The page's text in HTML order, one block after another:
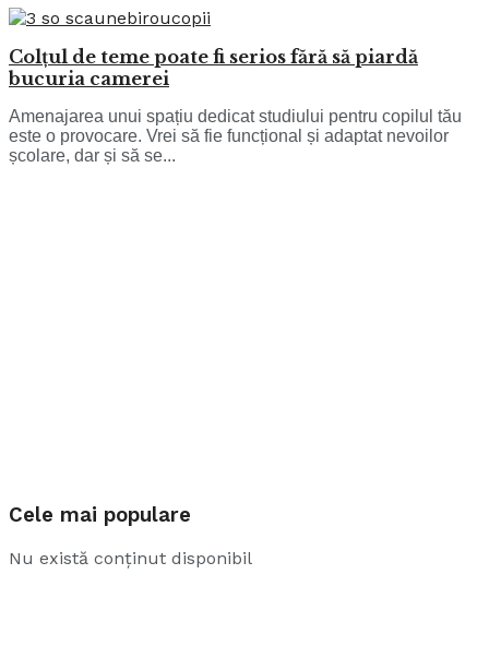
Colțul de teme poate fi serios fără să piardă
bucuria camerei
Amenajarea unui spațiu dedicat studiului pentru copilul tău
este o provocare. Vrei să fie funcțional și adaptat nevoilor
școlare, dar și să se...
Cele mai populare
Nu există conținut disponibil